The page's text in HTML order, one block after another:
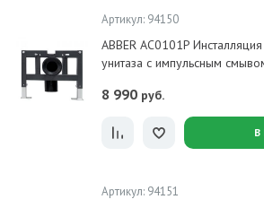
Артикул: 94150
ABBER AC0101P
унитаза с импульсным
8 990 руб.
В
Артикул: 94151